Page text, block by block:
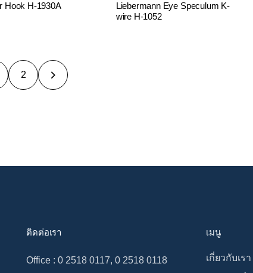
Hook H-1930A
Liebermann Eye Speculum K-
wire H-1052
2
ติดต่อเรา
Office : 0 2518 0117, 0 2518 0118
เมนู
เกี่ยวกับเรา